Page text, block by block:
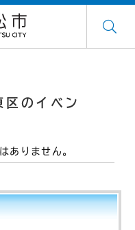
のイベン
りません。